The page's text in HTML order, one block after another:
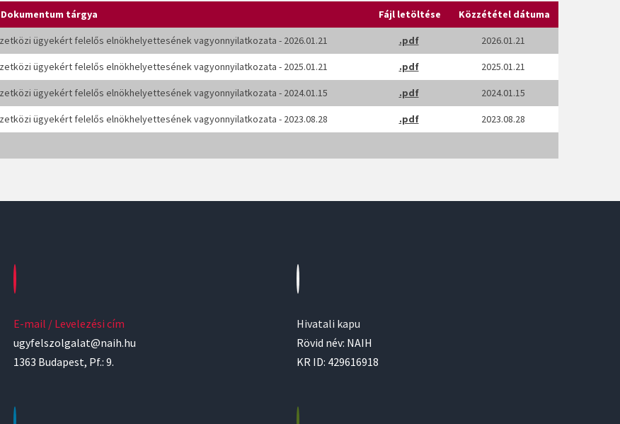
Dokumentum tárgya Fájl letöltése Közzététel dátuma
ügyekért felelős elnökhelyettesének vagyonnyilatkozata - 2026.01.21 .pdf 2026.01.21
ügyekért felelős elnökhelyettesének vagyonnyilatkozata - 2025.01.21 .pdf 2025.01.21
ügyekért felelős elnökhelyettesének vagyonnyilatkozata - 2024.01.15 .pdf 2024.01.15
ügyekért felelős elnökhelyettesének vagyonnyilatkozata - 2023.08.28 .pdf 2023.08.28
E-mail / Levelezési cím
ugyfelszolgalat@naih.hu
1363 Budapest, Pf.: 9.
Hivatali kapu
Rövid név: NAIH
KR ID: 429616918